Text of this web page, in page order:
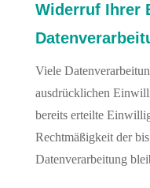
Widerruf Ihrer
Viele
ausdrücklichen
bereits erteilte
Rechtmäßigkeit der
Datenverarbeitung